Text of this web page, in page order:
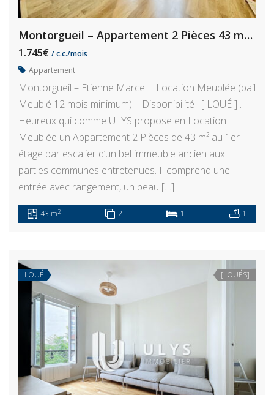
Montorgueil – Appartement 2 Pièces 43 m² de caractère
1.745€ / c.c./mois
Appartement
Montorgueil – Etienne Marcel : Location Meublée (bail
Meublé 12 mois minimum) – Disponibilité : [ LOUÉ ] .
Heureux qui comme ULYS propose en Location
Meublée un Appartement 2 Pièces de 43 m² au 1er
étage par escalier d’un bel immeuble ancien aux
parties communes entretenues. Il comprend une
entrée avec rangement, un beau […]
43 m2 2 1 1
LOUÉ [LOUÉS]